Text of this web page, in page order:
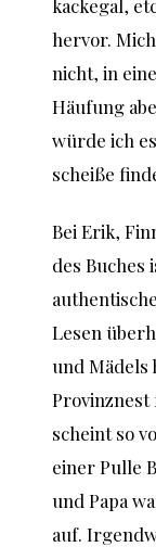
kackegal,
hervor.
nicht, in
Häufung
würde ich
scheiße
Bei Erik,
des Buches
Lesen
und Mädels
Provinznest
scheint so
einer Pulle
und Papa
auf.